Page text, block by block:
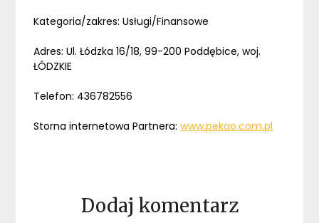
Kategoria/zakres: Usługi/Finansowe
Adres: Ul. Łódzka 16/18, 99-200 Poddębice, woj.
ŁÓDZKIE
Telefon: 436782556
Storna internetowa Partnera:www.pekao.com.pl
Dodaj komentarz